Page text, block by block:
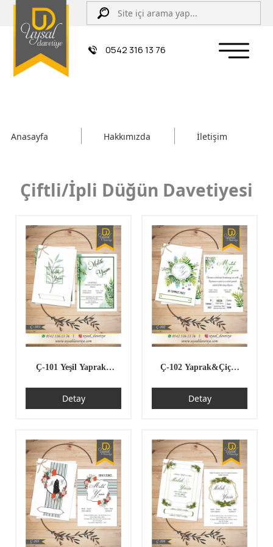
Çiftli/İpli Düğün Davetiyesi
Ç-101 Yeşil Yapraklı
Düğün Davetiyesi
Detay
Ç-102 Yaprak&Çiçek
Ekonomik Düğün
Detay
Anasayfa Hakkımızda İletişim
0542 316 13 76